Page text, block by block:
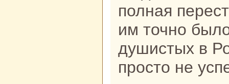
полная
им точно
душистых в
просто не